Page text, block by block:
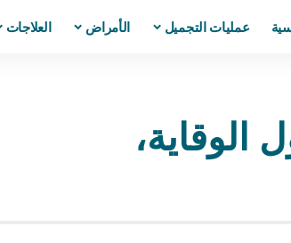
عمليات التجميل الأمراض العلاجات
حول الوقاية،